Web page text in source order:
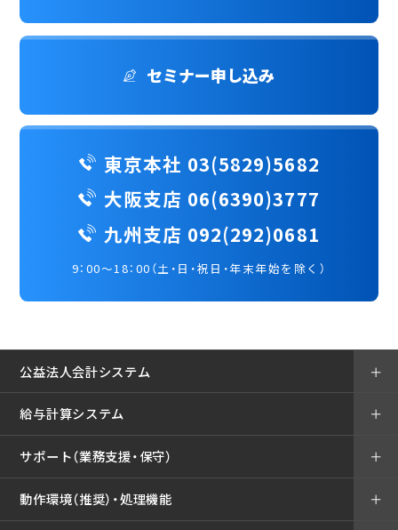
セミナー申し込み
東京本社 03(5829)5682
大阪支店 06(6390)3777
九州支店 092(292)0681
9：00～18：00（土・日・祝日・年末年始を除く）
公益法人会計システム ＋
給与計算システム ＋
サポート（業務支援・保守） ＋
動作環境（推奨）・処理機能 ＋